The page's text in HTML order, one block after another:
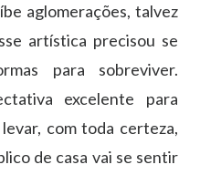
aglomerações, talvez
artística precisou se
para sobreviver.
excelente para
com toda certeza,
de casa vai se sentir